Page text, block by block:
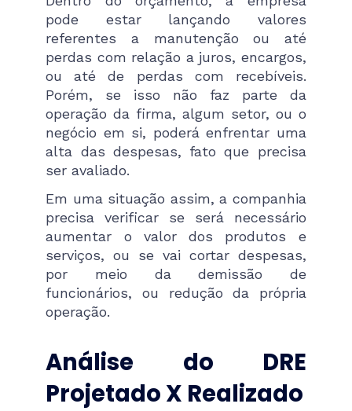
pode estar lançando valores
referentes a manutenção ou até
perdas com relação a juros, encargos,
ou até de perdas com recebíveis.
Porém, se isso não faz parte da
operação da firma, algum setor, ou o
negócio em si, poderá enfrentar uma
alta das despesas, fato que precisa
ser avaliado.
Em uma situação assim, a companhia
precisa verificar se será necessário
aumentar o valor dos produtos e
serviços, ou se vai cortar despesas,
por meio da demissão de
funcionários, ou redução da própria
operação.
Análise do DRE
Projetado X Realizado